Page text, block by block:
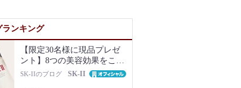
ランキング
【限定30名様に現品プレゼ
ント】8つの美容効果をこの
1本で【新美容液キット再販
SK-IIのブログ SK-II